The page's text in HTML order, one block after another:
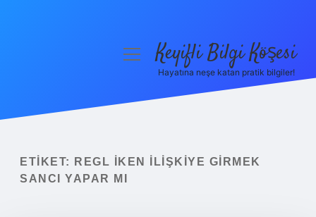
Yasal Uyarı
menüyüKeyifli Bilgi Köşesi
Hayatına neşe katan pratik bilgiler!
ETIKET:
REGL IKEN ILIŞKIYE GIRMEK
SANCI YAPAR MI